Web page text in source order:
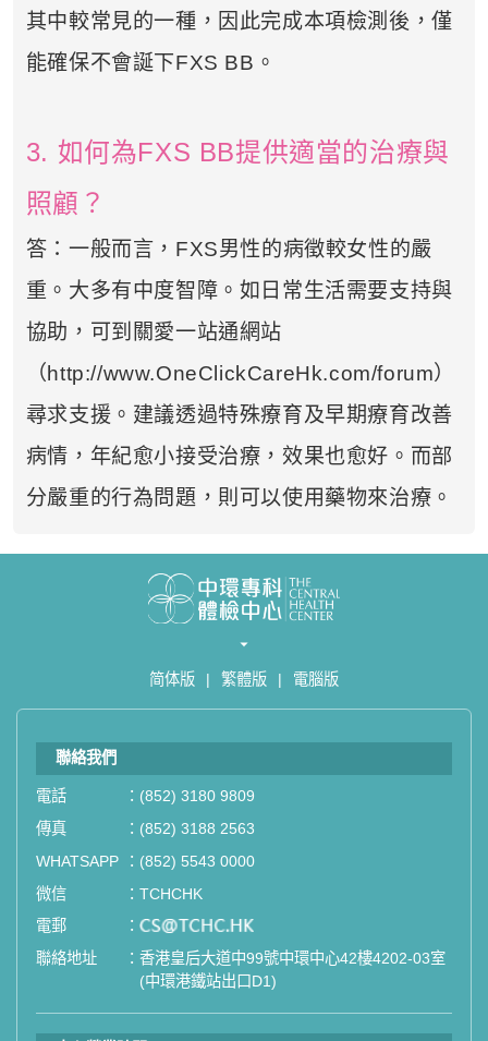
其中較常見的一種，因此完成本項檢測後，僅
能確保不會誕下FXS BB。
3. 如何為FXS BB提供適當的治療與
照顧？
答：一般而言，FXS男性的病徵較女性的嚴
重。大多有中度智障。如日常生活需要支持與
協助，可到關愛一站通網站
（http://www.OneClickCareHk.com/forum）
尋求支援。建議透過特殊療育及早期療育改善
病情，年紀愈小接受治療，效果也愈好。而部
分嚴重的行為問題，則可以使用藥物來治療。
简体版 | 繁體版 | 電腦版
聯絡我們
電話 ： (852) 3180 9809
傳真
： (852) 3188 2563
WHATSAPP
： (852) 5543 0000
微信
： TCHCHK
電郵
： email
聯絡地址
： 香港皇后大道中99號中環中心42樓4202-03室
(中環港鐵站出口D1)